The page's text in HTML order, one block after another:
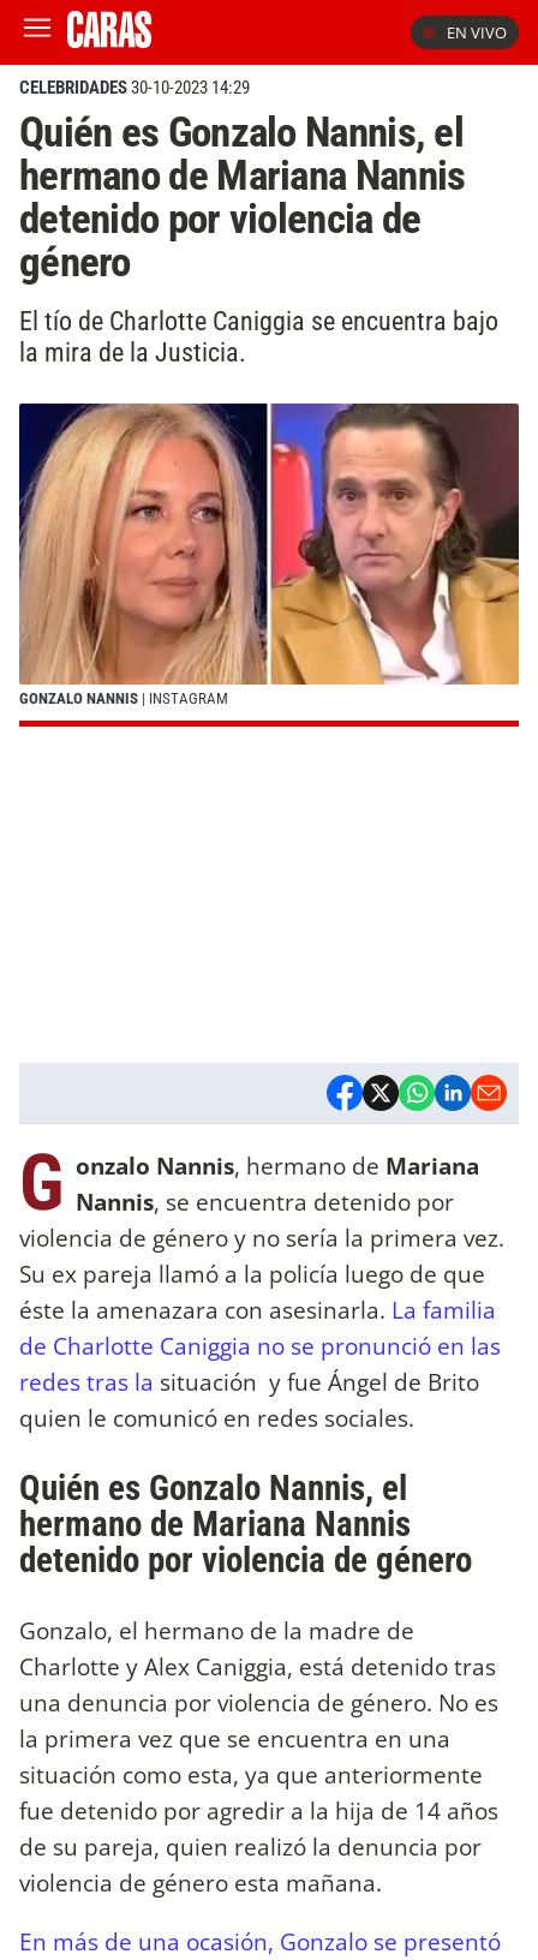
EN VIVO
CELEBRIDADES30-10-2023 14:29
Quién es Gonzalo Nannis, el
hermano de Mariana Nannis
detenido por violencia de
género
El tío de Charlotte Caniggia se encuentra bajo
la mira de la Justicia.
GONZALO NANNIS | INSTAGRAM
G onzalo Nannis, hermano de Mariana
Nannis, se encuentra detenido por
violencia de género y no sería la primera vez.
Su ex pareja llamó a la policía luego de que
éste la amenazara con asesinarla. La familia
de Charlotte Caniggia no se pronunció en las
redes tras la situación y fue Ángel de Brito
quien le comunicó en redes sociales.
Quién es Gonzalo Nannis, el
hermano de Mariana Nannis
detenido por violencia de género
Gonzalo, el hermano de la madre de
Charlotte y Alex Caniggia, está detenido tras
una denuncia por violencia de género. No es
la primera vez que se encuentra en una
situación como esta, ya que anteriormente
fue detenido por agredir a la hija de 14 años
de su pareja, quien realizó la denuncia por
violencia de género esta mañana.
En más de una ocasión, Gonzalo se presentó